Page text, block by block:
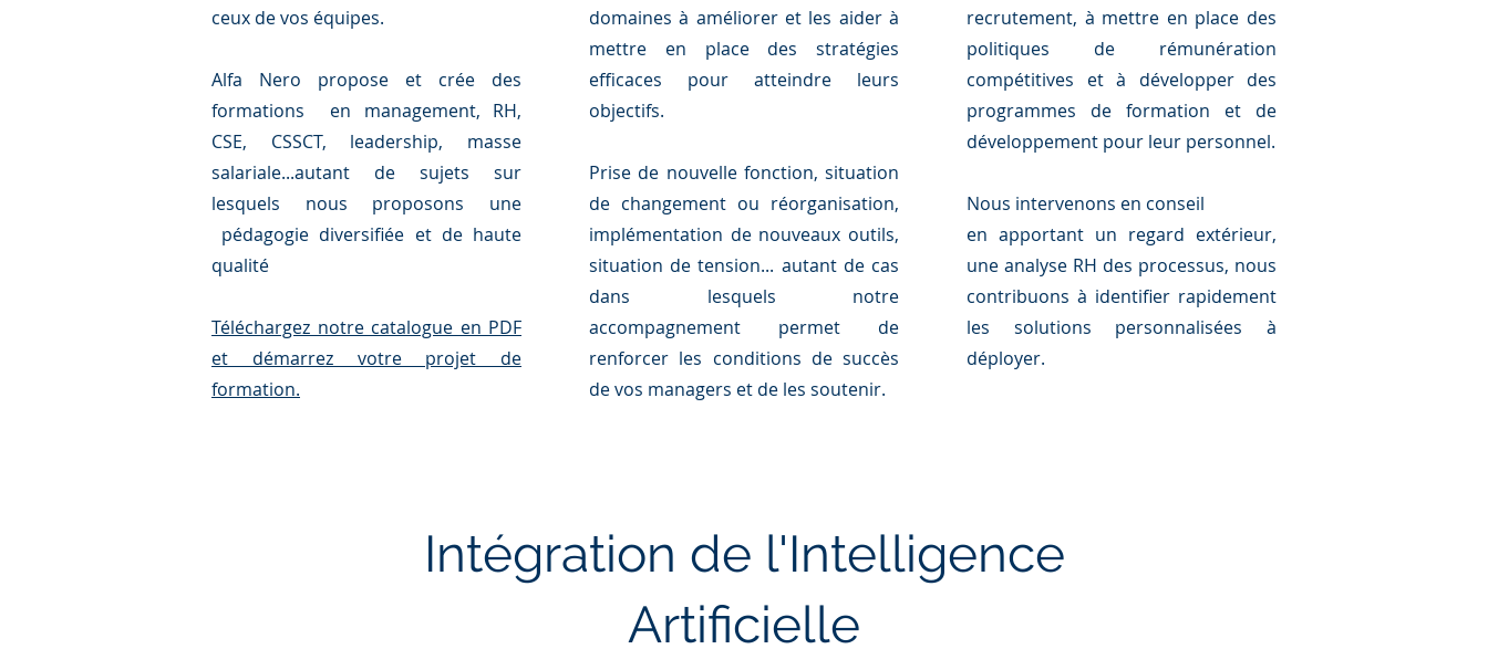
ceux de vos équipes.
Alfa Nero propose et crée des
formations en management, RH,
CSE, CSSCT, leadership, masse
salariale...autant de sujets sur
lesquels nous proposons une
pédagogie diversifiée et de haute
qualité
Téléchargez notre catalogue en PDF
et démarrez votre projet de
formation.
domaines à améliorer et les aider à
mettre en place des stratégies
efficaces pour atteindre leurs
objectifs.
Prise de nouvelle fonction, situation
de changement ou réorganisation,
implémentation de nouveaux outils,
situation de tension... autant de cas
dans lesquels notre
accompagnement permet de
renforcer les conditions de succès
de vos managers et de les soutenir.
recrutement, à mettre en place des
politiques de rémunération
compétitives et à développer des
programmes de formation et de
développement pour leur personnel.
Nous intervenons en conseil
en apportant un regard extérieur,
une analyse RH des processus, nous
contribuons à identifier rapidement
les solutions personnalisées à
déployer.
Intégration de l'Intelligence
Artificielle